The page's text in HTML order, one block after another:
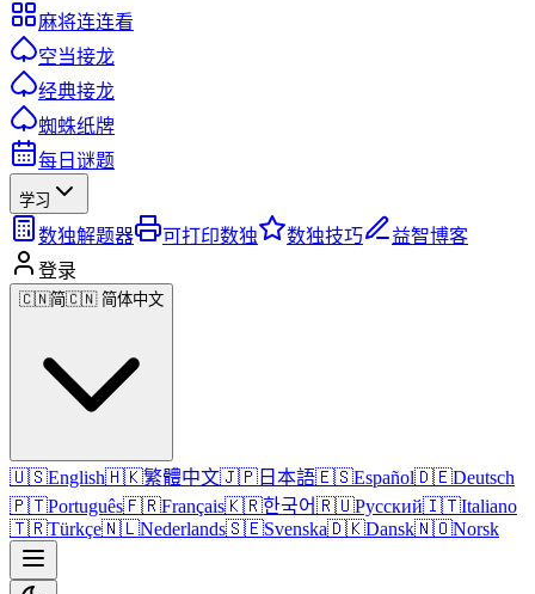
麻将连连看
空当接龙
经典接龙
蜘蛛纸牌
每日谜题
学习
数独解题器 可打印数独 数独技巧
益智博客
登录
🇨🇳简🇨🇳 简体中文
🇺🇸English🇭🇰繁體中文🇯🇵 日本語🇪🇸Español🇩🇪Deutsch
🇵🇹Português🇫🇷Français🇰🇷한국어🇷🇺Русский🇮🇹Italiano
🇹🇷Türkçe🇳🇱Nederlands🇸🇪Svenska🇩🇰Dansk🇳🇴Norsk